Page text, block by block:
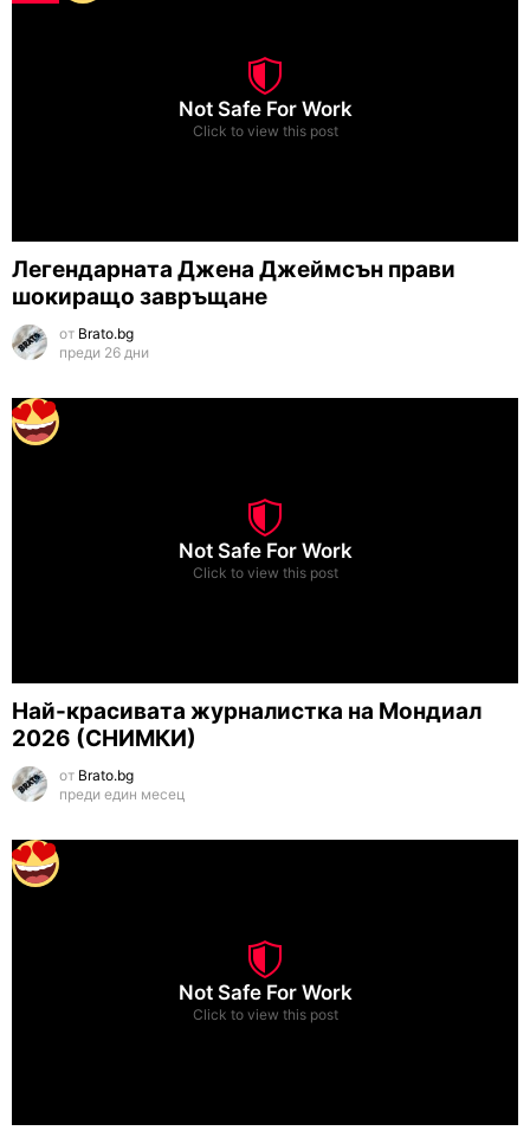
Not Safe For Work
Click to view this post
Легендарната Джена Джеймсън прави
шокиращо завръщане
от Brato.bg
преди 26 дни
Not Safe For Work
Click to view this post
Най-красивата журналистка на Мондиал
2026 (СНИМКИ)
от Brato.bg
преди един месец
Not Safe For Work
Click to view this post